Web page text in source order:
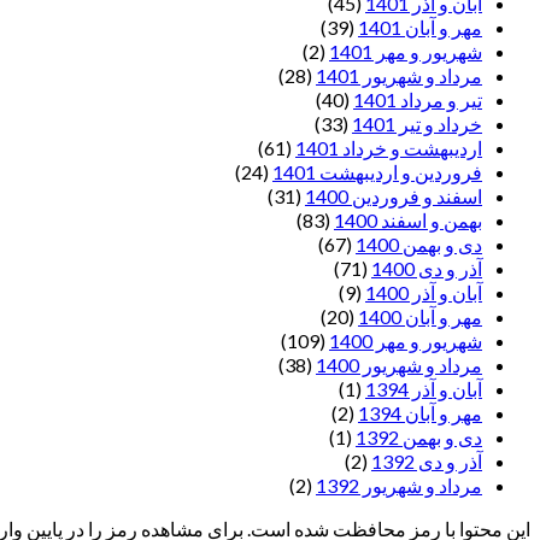
مهر و آبان 1401
(39)
شهریور و مهر 1401
(2)
مرداد و شهریور 1401
(28)
تیر و مرداد 1401
(40)
خرداد و تیر 1401
(33)
اردیبهشت و خرداد 1401
(61)
فروردین و اردیبهشت 1401
(24)
اسفند و فروردین 1400
(31)
بهمن و اسفند 1400
(83)
دی و بهمن 1400
(67)
آذر و دی 1400
(71)
آبان و آذر 1400
(9)
مهر و آبان 1400
(20)
شهریور و مهر 1400
(109)
مرداد و شهریور 1400
(38)
آبان و آذر 1394
(1)
مهر و آبان 1394
(2)
دی و بهمن 1392
(1)
آذر و دی 1392
(2)
مرداد و شهریور 1392
(2)
این محتوا با رمز محافظت شده است. برای مشاهده رمز را در پایین